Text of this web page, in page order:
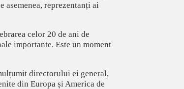
reprezentanți ai
celor 20 de ani de
importante. Este un moment
directorului ei general,
din Europa și America de